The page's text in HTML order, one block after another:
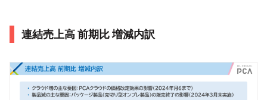
連結売上高 前期比 増減内訳